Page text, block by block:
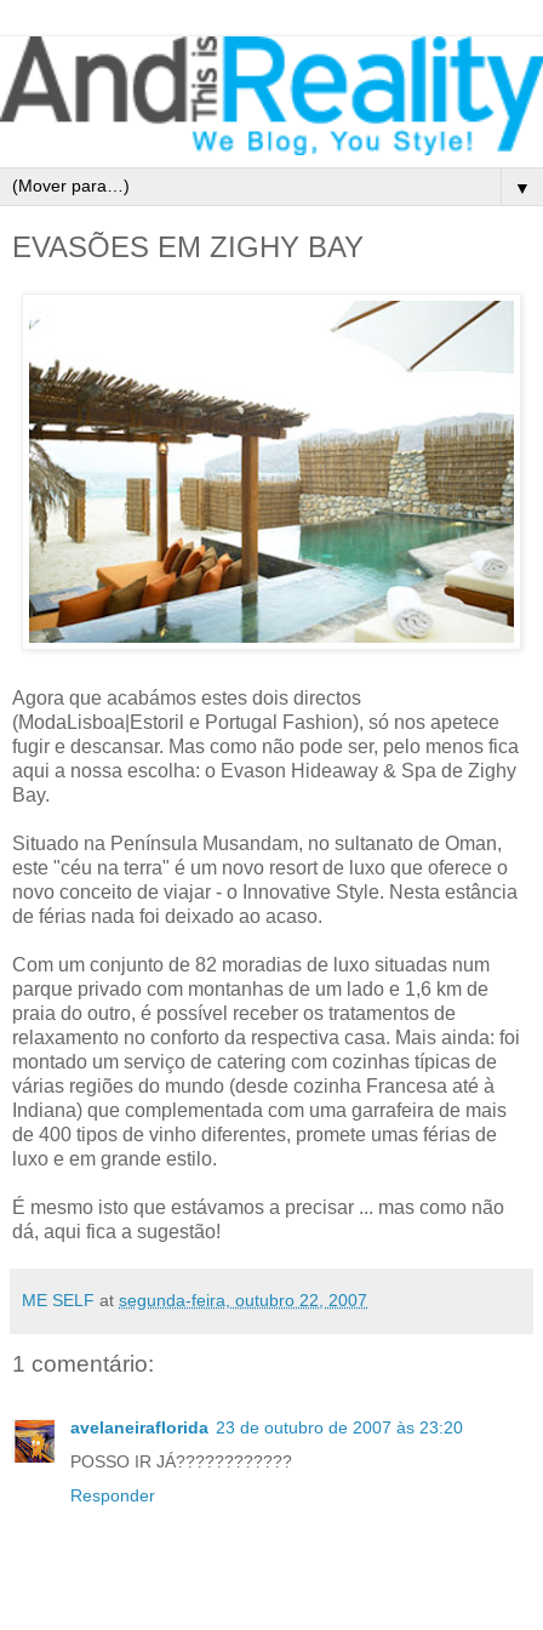
▼
EVASÕES EM ZIGHY BAY
Agora que acabámos estes dois directos
(ModaLisboa|Estoril e Portugal Fashion), só nos apetece
fugir e descansar. Mas como não pode ser, pelo menos fica
aqui a nossa escolha: o Evason Hideaway & Spa de Zighy
Bay.
Situado na Península Musandam, no sultanato de Oman,
este "céu na terra" é um novo resort de luxo que oferece o
novo conceito de viajar - o Innovative Style. Nesta estância
de férias nada foi deixado ao acaso.
Com um conjunto de 82 moradias de luxo situadas num
parque privado com montanhas de um lado e 1,6 km de
praia do outro, é possível receber os tratamentos de
relaxamento no conforto da respectiva casa. Mais ainda: foi
montado um serviço de catering com cozinhas típicas de
várias regiões do mundo (desde cozinha Francesa até à
Indiana) que complementada com uma garrafeira de mais
de 400 tipos de vinho diferentes, promete umas férias de
luxo e em grande estilo.
É mesmo isto que estávamos a precisar ... mas como não
dá, aqui fica a sugestão!
ME SELF at segunda-feira, outubro 22, 2007
1 comentário:
avelaneiraflorida 23 de outubro de 2007 às 23:20
POSSO IR JÁ????????????
Responder